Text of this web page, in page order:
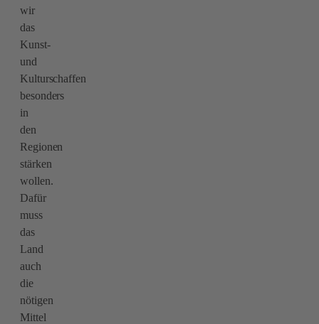
wir
das
Kunst-
und
Kulturschaffen
besonders
in
den
Regionen
stärken
wollen.
Dafür
muss
das
Land
auch
die
nötigen
Mittel